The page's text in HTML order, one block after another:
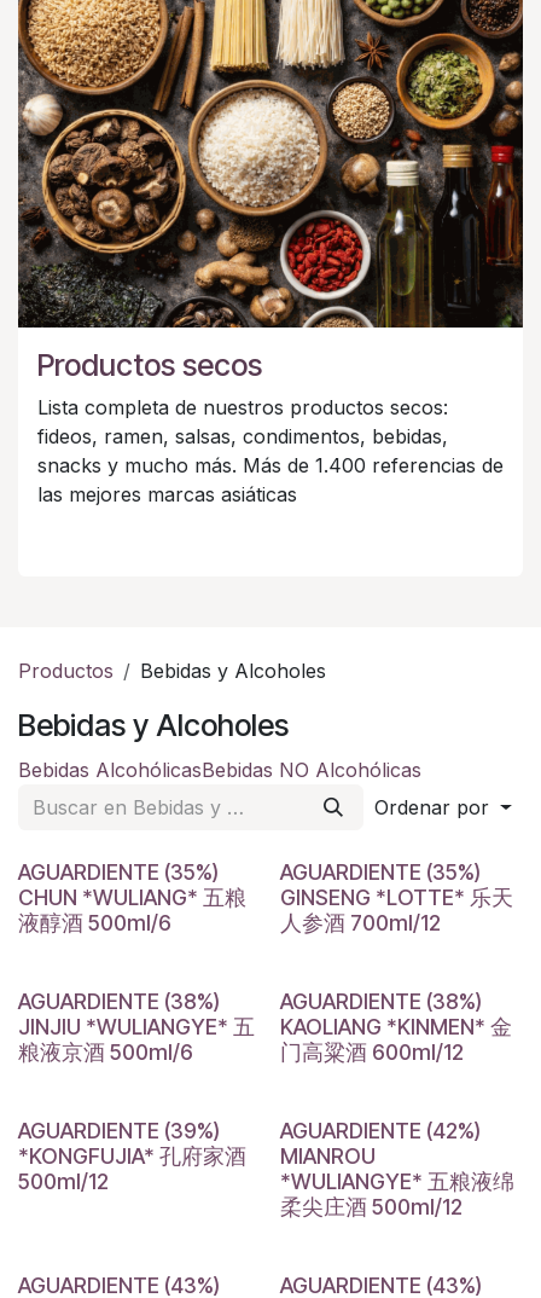
Productos secos
Lista completa de nuestros productos secos:
fideos, ramen, salsas, condimentos, bebidas,
snacks y mucho más. Más de 1.400 referencias de
las mejores marcas asiáticas
Productos Bebidas y Alcoholes
Bebidas y Alcoholes
Bebidas AlcohólicasBebidas NO Alcohólicas
Ordenar por
AGUARDIENTE (35%)
CHUN *WULIANG* 五粮
液醇酒 500ml/6
AGUARDIENTE (35%)
GINSENG *LOTTE* 乐天
人参酒 700ml/12
AGUARDIENTE (38%)
JINJIU *WULIANGYE* 五
粮液京酒 500ml/6
AGUARDIENTE (38%)
KAOLIANG *KINMEN* 金
门高粱酒 600ml/12
AGUARDIENTE (39%)
*KONGFUJIA* 孔府家酒
500ml/12
AGUARDIENTE (42%)
MIANROU
*WULIANGYE* 五粮液绵
柔尖庄酒 500ml/12
AGUARDIENTE (43%) AGUARDIENTE (43%)